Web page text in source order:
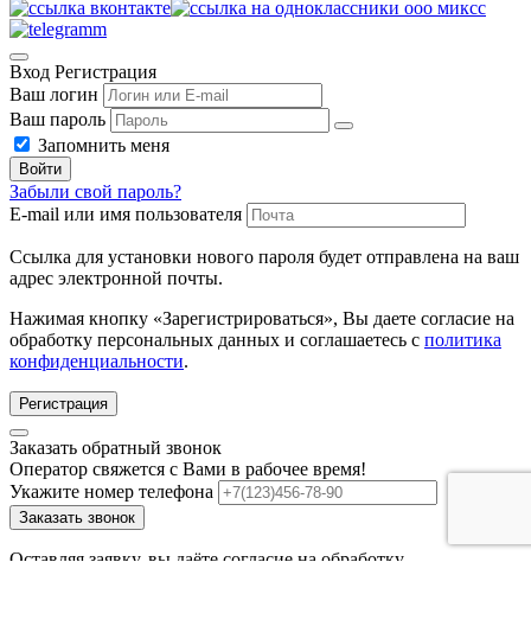
Вход Регистрация
Ваш логин
Ваш пароль
Запомнить меня
Войти
Забыли свой пароль?
E-mail или имя пользователя
Ссылка для установки нового пароля будет отправлена ​​на ваш
адрес электронной почты.
Нажимая кнопку «Зарегистрироваться», Вы даете согласие на
обработку персональных данных и соглашаетесь с политика
конфиденциальности.
Регистрация
Заказать обратный звонок
Оператор свяжется с Вами в рабочее время!
Укажите номер телефона
Заказать звонок
Оставляя заявку, вы даёте согласие на обработку